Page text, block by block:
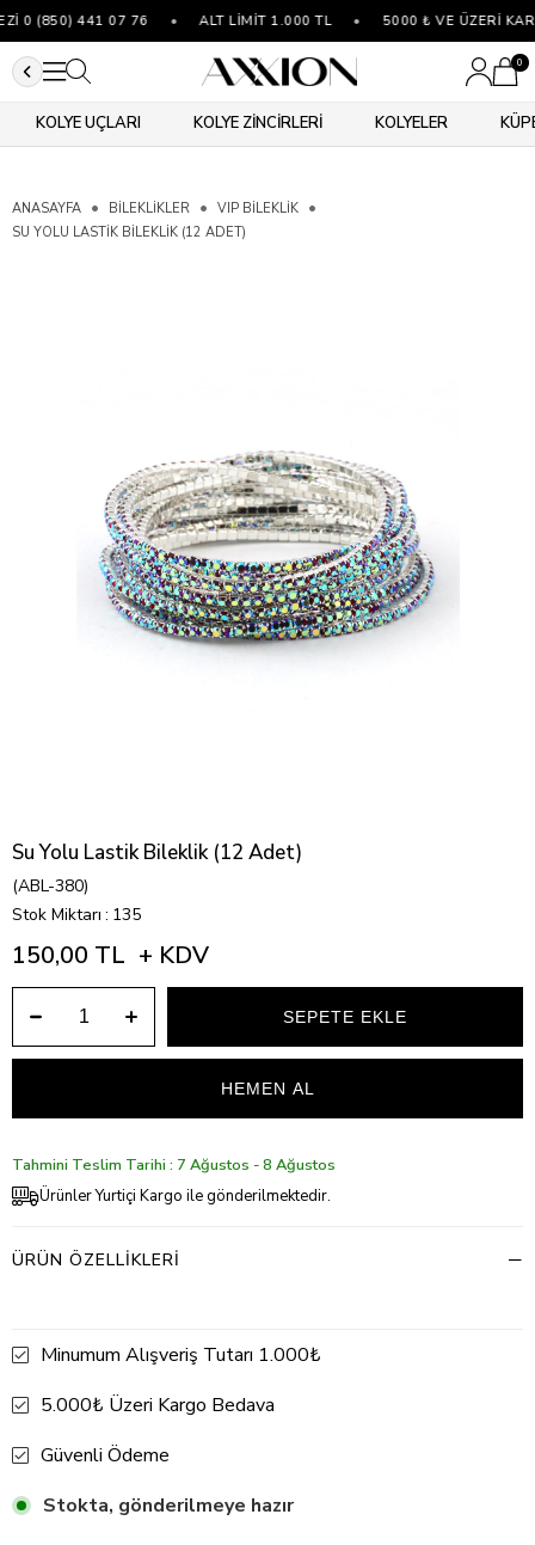
0 (850) 441 07 76 ALT LİMİT 1.000 TL 5000 ₺ VE ÜZERİ
0
KOLYE UÇLARI KOLYE ZİNCİRLERİ KOLYELER
ANASAYFA BİLEKLİKLER
VIP BILEKLIK
SU YOLU LASTIK BILEKLIK (12 ADET)
Su Yolu Lastik Bileklik (12 Adet)
(ABL-380)
Stok Miktarı : 135
150,00 TL + KDV
Tahmini Teslim Tarihi : 7 Ağustos - 8 Ağustos
Ürünler Yurtiçi Kargo ile gönderilmektedir.
ÜRÜN ÖZELLIKLERI
Minumum Alışveriş Tutarı 1.000₺
5.000₺ Üzeri Kargo Bedava
Güvenli Ödeme
Stokta, gönderilmeye hazır